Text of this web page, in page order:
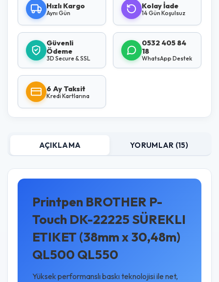
Hızlı Kargo
Aynı Gün
Kolay İade
14 Gün Koşulsuz
Güvenli
Ödeme
3D Secure & SSL
0532 405 84
18
WhatsApp Destek
6 Ay Taksit
Kredi Kartlarına
AÇIKLAMA YORUMLAR (15)
Printpen BROTHER P-
Touch DK-22225 SÜREKLI
ETIKET (38mm x 30,48m)
QL500 QL550
Yüksek performanslı baskı teknolojisi ile net,